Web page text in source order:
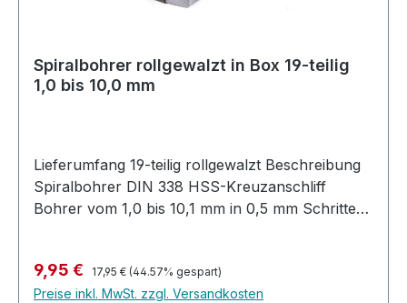
Spiralbohrer rollgewalzt in Box 19-teilig
1,0 bis 10,0 mm
Lieferumfang 19-teilig rollgewalzt Beschreibung
Spiralbohrer DIN 338 HSS-Kreuzanschliff
Bohrer vom 1,0 bis 10,1 mm in 0,5 mm Schritten
Verkaufspreis:
9,95 € Regulärer Preis:
17,95 € (44.57% gespart)
Preise inkl. MwSt. zzgl. Versandkosten